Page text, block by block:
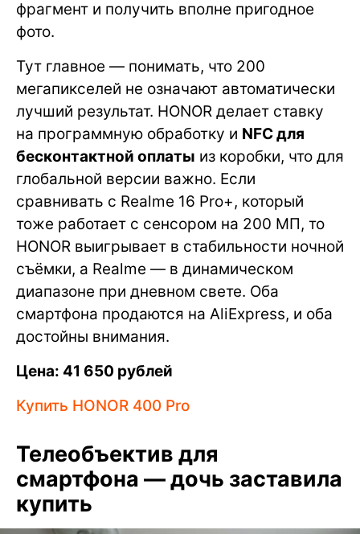
фрагмент и получить вполне пригодное
фото.
Тут главное — понимать, что 200
мегапикселей не означают автоматически
лучший результат. HONOR делает ставку
на программную обработку и NFC для
бесконтактной оплаты из коробки, что для
глобальной версии важно. Если
сравнивать с Realme 16 Pro+, который
тоже работает с сенсором на 200 МП, то
HONOR выигрывает в стабильности ночной
съёмки, а Realme — в динамическом
диапазоне при дневном свете. Оба
смартфона продаются на AliExpress, и оба
достойны внимания.
Цена: 41 650 рублей
Купить HONOR 400 Pro
Телеобъектив для
смартфона — дочь заставила
купить